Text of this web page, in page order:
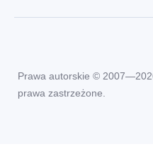
Prawa autorskie ©
prawa zastrzeżone.